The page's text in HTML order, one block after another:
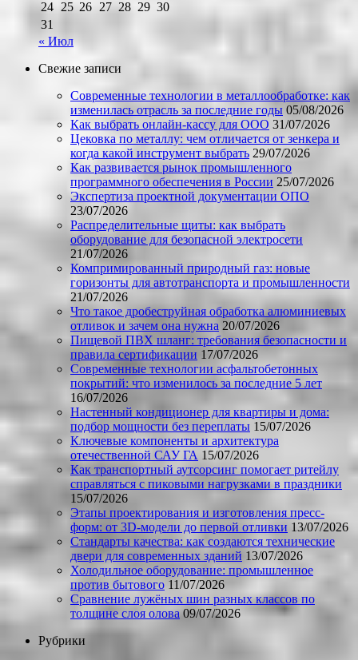
24 25 26 27 28 29 30
31
« Июл
Свежие записи
Современные технологии в металлообработке: как
изменилась отрасль за последние годы 05/08/2026
Как выбрать онлайн-кассу для ООО 31/07/2026
Цековка по металлу: чем отличается от зенкера и
когда какой инструмент выбрать 29/07/2026
Как развивается рынок промышленного
программного обеспечения в России 25/07/2026
Экспертиза проектной документации ОПО
23/07/2026
Распределительные щиты: как выбрать
оборудование для безопасной электросети
21/07/2026
Компримированный природный газ: новые
горизонты для автотранспорта и промышленности
21/07/2026
Что такое дробеструйная обработка алюминиевых
отливок и зачем она нужна 20/07/2026
Пищевой ПВХ шланг: требования безопасности и
правила сертификации 17/07/2026
Современные технологии асфальтобетонных
покрытий: что изменилось за последние 5 лет
16/07/2026
Настенный кондиционер для квартиры и дома:
подбор мощности без переплаты 15/07/2026
Ключевые компоненты и архитектура
отечественной САУ ГА 15/07/2026
Как транспортный аутсорсинг помогает ритейлу
справляться с пиковыми нагрузками в праздники
15/07/2026
Этапы проектирования и изготовления пресс-
форм: от 3D-модели до первой отливки 13/07/2026
Стандарты качества: как создаются технические
двери для современных зданий 13/07/2026
Холодильное оборудование: промышленное
против бытового 11/07/2026
Сравнение лужёных шин разных классов по
толщине слоя олова 09/07/2026
Рубрики